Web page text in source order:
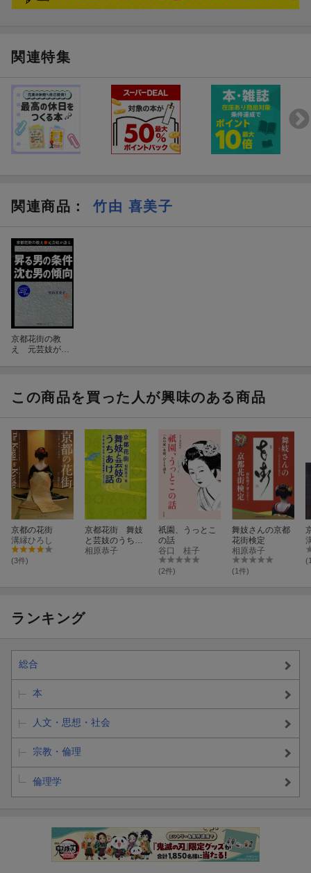
関連特集
関連商品 ： 竹由 喜美子
京都花街の教
え 元芸妓が語
この商品を買った人が興味のある商品
京都の花街
溝縁ひろし
(3件)
京都花街 舞妓
と芸妓のうちあ
け話
相原恭子
祇園、うっとこ
の話
谷口 桂子
(2件)
舞妓さんの京都
花街検定
相原恭子
(1件)
ランキング
総合
本
人文・思想・社会
宗教・倫理
倫理学